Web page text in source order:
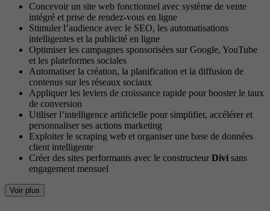
Concevoir un site web fonctionnel avec système de vente
intégré et prise de rendez-vous en ligne
Stimuler l’audience avec le SEO, les automatisations
intelligentes et la publicité en ligne
Optimiser les campagnes sponsorisées sur Google, YouTube
et les plateformes sociales
Automatiser la création, la planification et la diffusion de
contenus sur les réseaux sociaux
Appliquer les leviers de croissance rapide pour booster le taux
de conversion
Utiliser l’intelligence artificielle pour simplifier, accélérer et
personnaliser ses actions marketing
Exploiter le scraping web et organiser une base de données
client intelligente
Créer des sites performants avec le constructeur Divi sans
engagement mensuel
Voir plus